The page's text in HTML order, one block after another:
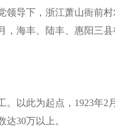
下，浙江萧山衙前村
，海丰、陆丰、惠阳三
此为起点，1923年2月
达30万以上。